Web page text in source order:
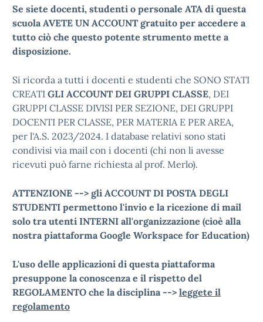
Se siete docenti, studenti o personale ATA di questa
scuola AVETE UN ACCOUNT gratuito per accedere a
tutto ciò che questo potente strumento mette a
disposizione.
Si ricorda a tutti i docenti e studenti che SONO STATI
CREATI GLI ACCOUNT DEI GRUPPI CLASSE, DEI
GRUPPI CLASSE DIVISI PER SEZIONE, DEI GRUPPI
DOCENTI PER CLASSE, PER MATERIA E PER AREA,
per l'A.S. 2023/2024. I database relativi sono stati
condivisi via mail con i docenti (chi non li avesse
ricevuti può farne richiesta al prof. Merlo).
ATTENZIONE --> gli ACCOUNT DI POSTA DEGLI
STUDENTI permettono l'invio e la ricezione di mail
solo tra utenti INTERNI all'organizzazione (cioè alla
nostra piattaforma Google Workspace for Education)
L'uso delle applicazioni di questa piattaforma
presuppone la conoscenza e il rispetto del
REGOLAMENTO che la disciplina --> leggete il
regolamento